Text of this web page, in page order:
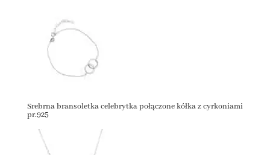
Srebrna bransoletka celebrytka połączone kółka z cyrkoniami
pr.925